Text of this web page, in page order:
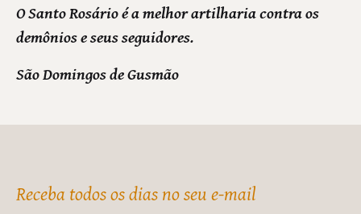
O Santo Rosário é a melhor artilharia contra os
demônios e seus seguidores.
São Domingos de Gusmão
Receba todos os dias no seu e-mail